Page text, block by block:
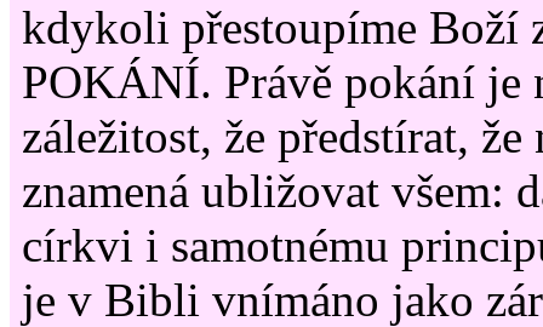
kdykoli přestoupíme Boží
POKÁNÍ. Právě pokání je
záležitost, že předstírat, že
znamená ubližovat všem:
církvi i samotnému
je v Bibli vnímáno jako